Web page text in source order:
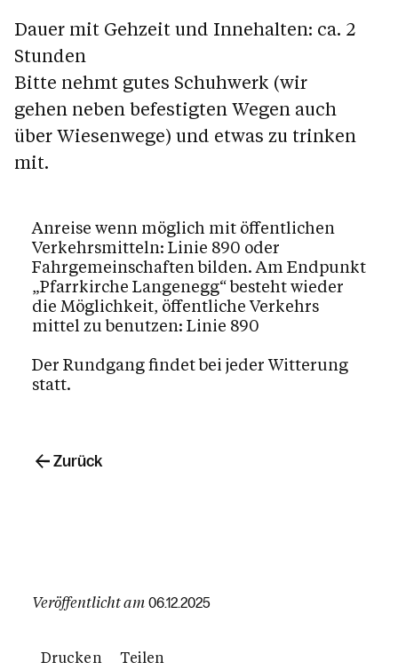
Dauer mit Gehzeit und Innehalten: ca. 2
Stunden
Bitte nehmt gutes Schuhwerk (wir
gehen neben befestigten Wegen auch
über Wiesenwege) und etwas zu trinken
mit.
Veröffentlicht am 06.12.2025
Drucken Teilen
Anreise wenn möglich mit öffentlichen
Verkehrsmitteln: Linie 890 oder
Fahrgemeinschaften bilden. Am Endpunkt
„Pfarrkirche Langenegg“ besteht wieder
die Möglichkeit, öffentliche Verkehrs
mittel zu benutzen: Linie 890
Der Rundgang findet bei jeder Witterung
statt.
Zurück